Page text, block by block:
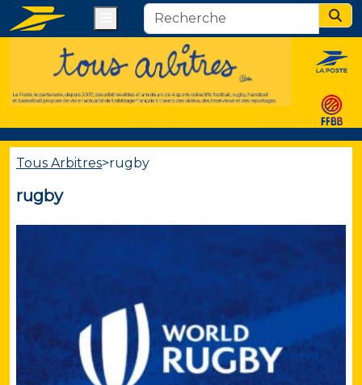
Tous Arbitres>rugby
rugby